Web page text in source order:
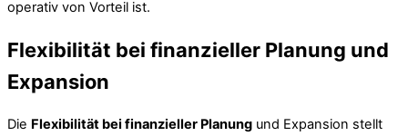
operativ von Vorteil ist.
Flexibilität bei finanzieller Planung und
Expansion
Die Flexibilität bei finanzieller Planung und Expansion stellt